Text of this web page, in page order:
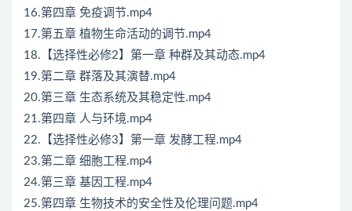
16.第四章 免疫调节.mp4
17.第五章 植物生命活动的调节.mp4
18.【选择性必修2】第一章 种群及其动态.mp4
19.第二章 群落及其演替.mp4
20.第三章 生态系统及其稳定性.mp4
21.第四章 人与环境.mp4
22.【选择性必修3】第一章 发酵工程.mp4
23.第二章 细胞工程.mp4
24.第三章 基因工程.mp4
25.第四章 生物技术的安全性及伦理问题.mp4